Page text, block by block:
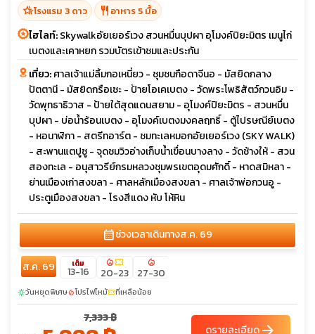
hotel_classโรงแรม 3 ดาว restaurant อาหาร 5 มื้อ
ไฮไลท์:Skywalkอัยเยอร์เวง สวนหมื่นบุปผา อุโมงค์ปิยะมิตร เมนูไก่
เบตงและเคาหยก รวมบัตรเข้าชมและประกัน
เที่ยว:ศาลเจ้าแม่ลิ้มกอเหนี่ยว - ชุมชนกือดาจีนอ - มัสยิดกลาง
ปัตตานี - มัสยิดกรือเซะ - ป้ายโอเคเบตง - วัดพระโพธิสัตว์กวนอิม -
วัดพุทธาธิวาส - ป้ายใต้สุดแดนสยาม - อุโมงค์ปิยะมิตร - สวนหมื่น
บุปผา - บ่อน้ำร้อนเบตง - อุโมงค์เบตงมงคลฤทธิ์ - ตู้ไปรษณีย์เบตง
- หอนาฬิกา - สตรีทอาร์ต - ชมทะเลหมอกอัยเยอร์เวง (SKY WALK)
- สะพานแตปูซู - จุดชมวิวอ่างเก็บน้ำเขื่อนบางลาง - วัดช้างให้ - สวน
สองทะเล - อนุสาวรีย์กรมหลวงชุมพรเขตอุดมศักดิ์ - หาดสมิหลา -
ย่านเมืองเก่าสงขลา - ศาลหลักเมืองสงขลา - ศาลเจ้าพ่อกวนอู -
ประตูเมืองสงขลา - โรงสีแดง หับ โห้หิน
calendar_monthช่วงเวลาเดินทางส.ค. 69
ส.ค. 69 เต็ม
13-16
local_fire_departmentconfirmation_number
20-23
local_fire_department
27-30
sunnyวันหยุดพิเศษlocal_fire_departmentโปรไฟไหม้confirmation_numberที่เหลือน้อย
7,333 ฿
ดูรายละเอียด